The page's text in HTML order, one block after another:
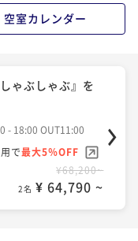
空室カレンダー
ゃぶしゃぶ』を
- 18:00 OUT11:00
で最大5％OFF
¥68,200~
2名 ¥ 64,790 ~